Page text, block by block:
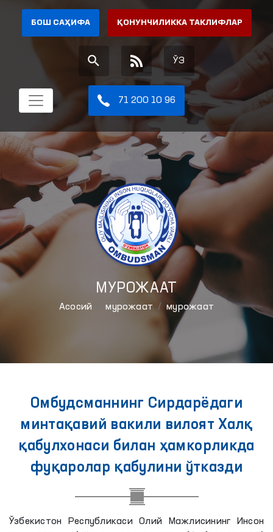
БОШ САҲИФА ҚОНУНЧИЛИККА ТАКЛИФЛАР
ЎЗ
71 200 10 96
МУРОЖААТ
Aсосий мурожаат мурожаат
Омбудсманнинг Сирдарёдаги
минтақавий вакили вилоят Халқ
қабулхонаси билан ҳамкорликда
фуқаролар қабулини ўтказди
Ўзбекистон Республикаси Олий Мажлисининг Инсон